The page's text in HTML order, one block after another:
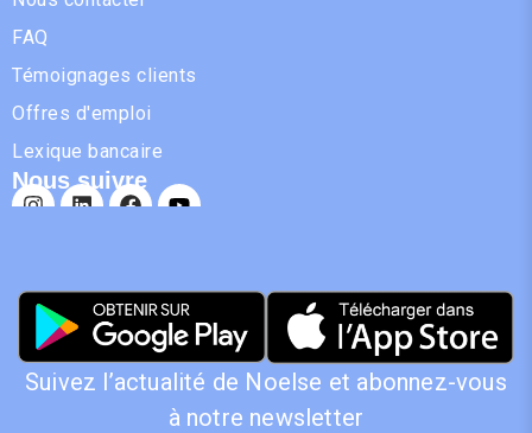
FAQ
Témoignages clients
Offres d'emploi
Lexique bancaire
Nous suivre
Suivez l’actualité de Noelse et abonnez-vous
à notre newsletter